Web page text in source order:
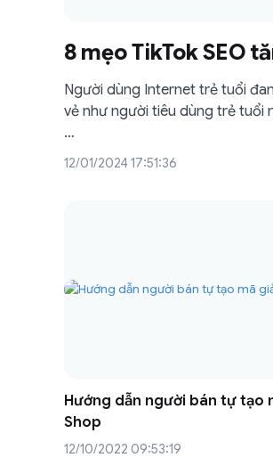
8 mẹo TikTok SEO
Người dùng Internet trẻ tuổi
vẻ như người tiêu dùng trẻ tuổi
…
12/01/2024 17:51:36
Hướng dẫn người bán tự tạo
Shop
12/10/2022 09:53:19